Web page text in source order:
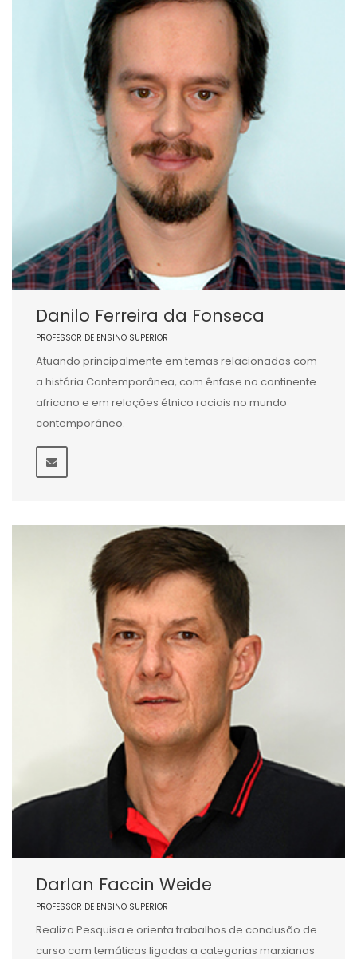
Danilo Ferreira da Fonseca
PROFESSOR DE ENSINO SUPERIOR
Atuando principalmente em temas relacionados com
a história Contemporânea, com ênfase no continente
africano e em relações étnico raciais no mundo
contemporâneo.
Darlan Faccin Weide
PROFESSOR DE ENSINO SUPERIOR
Realiza Pesquisa e orienta trabalhos de conclusão de
curso com temáticas ligadas a categorias marxianas